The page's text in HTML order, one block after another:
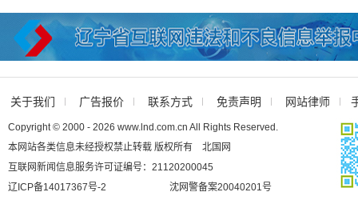
关于我们 广告报价 联系方式 免责声明 网站律师
Copyright © 2000 - 2026 www.lnd.com.cn All Rights Reserved.
本网站各类信息未经授权禁止转载 版权所有 北国网
互联网新闻信息服务许可证编号：21120200045
辽ICP备14017367号-2
沈网警备案20040201号